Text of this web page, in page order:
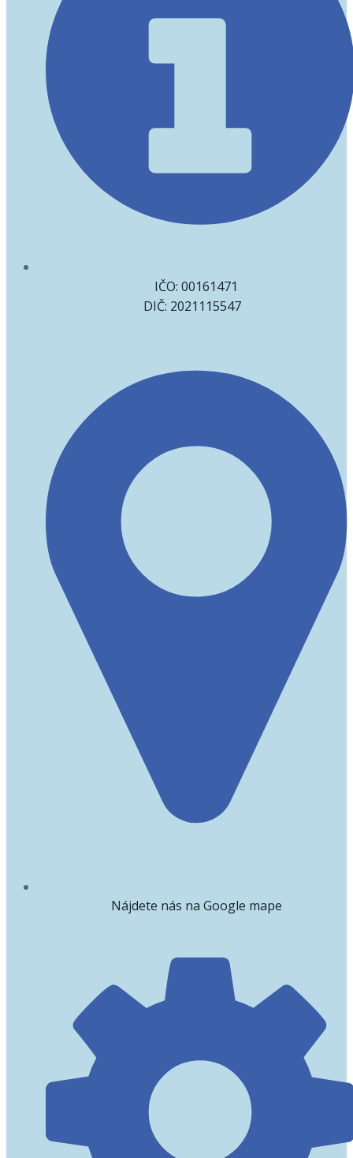
IČO: 00161471
DIČ: 2021115547
Nájdete nás na Google mape